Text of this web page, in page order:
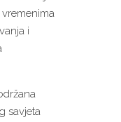
i
savjeta